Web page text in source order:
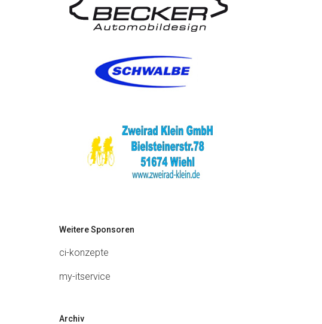
Weitere Sponsoren
ci-konzepte
my-itservice
Archiv